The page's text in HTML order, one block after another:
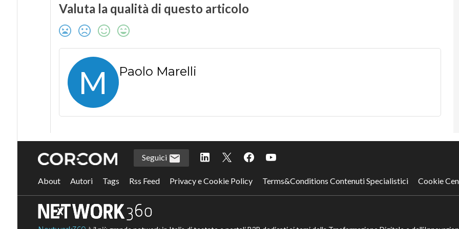
Valuta la qualità di questo articolo
M Paolo Marelli
Seguici
About Autori Tags Rss Feed Privacy e Cookie Policy Terms&Conditions Contenuti Specialistici Cookie